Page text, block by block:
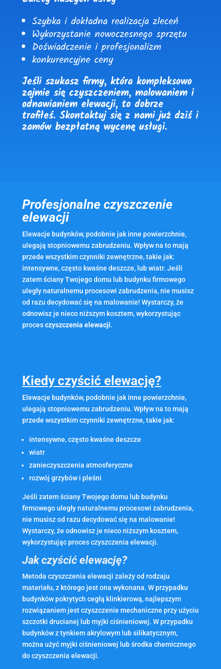
Szybka i dokładna realizacja zleceń
Wykorzystanie nowoczesnego sprzętu
Doświadczenie i profesjonalizm
konkurencyjne ceny
Jeśli szukasz firmy, która kompleksowo
zajmie się czyszczeniem, malowaniem i
odnawianiem elewacji, to dobrze
trafiłeś. Skontaktuj się z nami już dziś i
zamów bezpłatną wycenę usługi.
Profesjonalne czyszczenie
elewacji
Elewacje budynków, podobnie jak inne powierzchnie,
ulegają stopniowemu zabrudzeniu. Wpływ na to mają
przede wszystkim czynniki zewnętrzne, takie jak:
intensywne, często kwaśne deszcze, lub wiatr. Jeśli
zatem ściany Twojego domu lub budynku firmowego
uległy naturalnemu procesowi zabrudzenia, nie musisz
od razu decydować się na malowanie! Wystarczy, że
odnowisz je nieco niższym kosztem, wykorzystując
procesczyszczenia elewacji.
Kiedy czyścić elewację?
Elewacje budynków, podobnie jak inne powierzchnie,
ulegają stopniowemu zabrudzeniu. Wpływ na to mają
przede wszystkim czynniki zewnętrzne, takie jak:
intensywne, często kwaśne deszcze
wiatr
zanieczyszczenia atmosferyczne
rozwój grzybów i pleśni
Jeśli zatem ściany Twojego domu lub budynku
firmowego uległy naturalnemu procesowi zabrudzenia,
nie musisz od razu decydować się na malowanie!
Wystarczy, że odnowisz je nieco niższym kosztem,
wykorzystując proces czyszczenia elewacji.
Jak czyścić elewację?
Metoda czyszczenia elewacji zależy od rodzaju
materiału, z którego jest ona wykonana. W przypadku
budynków pokrytych cegłą klinkierową, najlepszym
rozwiązaniem jest czyszczenie mechaniczne przy użyciu
szczotki drucianej lub myjki ciśnieniowej. W przypadku
budynków z tynkiem akrylowym lub silikatycznym,
można użyć myjki ciśnieniowej lub środka chemicznego
do czyszczenia elewacji.